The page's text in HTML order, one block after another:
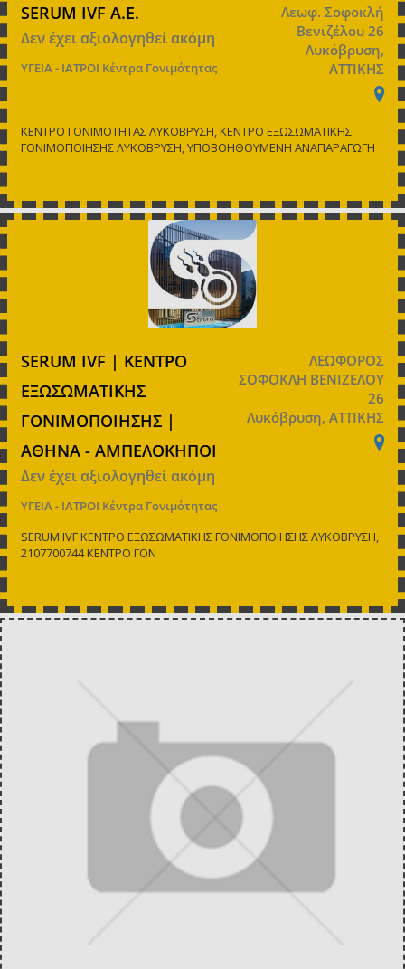
SERUM IVF A.E.
Δεν έχει αξιολογηθεί ακόμη
ΥΓΕΙΑ - ΙΑΤΡΟΙ Κέντρα Γονιμότητας
Λεωφ. Σοφοκλή
Βενιζέλου 26
Λυκόβρυση,
ΑΤΤΙΚΗΣ
ΚΕΝΤΡΟ ΓΟΝΙΜΟΤΗΤΑΣ ΛΥΚΟΒΡΥΣΗ, ΚΕΝΤΡΟ ΕΞΩΣΩΜΑΤΙΚΗΣ
ΓΟΝΙΜΟΠΟΙΗΣΗΣ ΛΥΚΟΒΡΥΣΗ, ΥΠΟΒΟΗΘΟΥΜΕΝΗ ΑΝΑΠΑΡΑΓΩΓΗ
SERUM IVF | ΚΕΝΤΡΟ
ΕΞΩΣΩΜΑΤΙΚΗΣ
ΓΟΝΙΜΟΠΟΙΗΣΗΣ |
ΑΘΗΝΑ - ΑΜΠΕΛΟΚΗΠΟΙ
Δεν έχει αξιολογηθεί ακόμη
ΥΓΕΙΑ - ΙΑΤΡΟΙ Κέντρα Γονιμότητας
ΛΕΩΦΟΡΟΣ
ΣΟΦΟΚΛΗ ΒΕΝΙΖΕΛΟΥ
26
Λυκόβρυση, ΑΤΤΙΚΗΣ
SERUM IVF ΚΕΝΤΡΟ ΕΞΩΣΩΜΑΤΙΚΗΣ ΓΟΝΙΜΟΠΟΙΗΣΗΣ ΛΥΚΟΒΡΥΣΗ,
2107700744 ΚΕΝΤΡΟ ΓΟΝ